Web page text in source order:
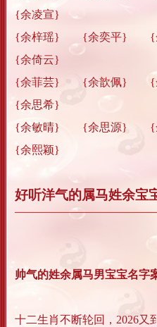
{余凌宣}
{余梓瑶} {余奕平}
{余倚云}
{余菲芸} {余歆佩}
{余思希}
{余敏晴} {余思源}
{余熙颖}
好听洋气的属马姓余宝
帅气的姓余属马男宝宝名字
十二生肖不断轮回，2026又